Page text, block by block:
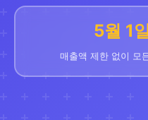
5월 1
매출액 제한 없이 모